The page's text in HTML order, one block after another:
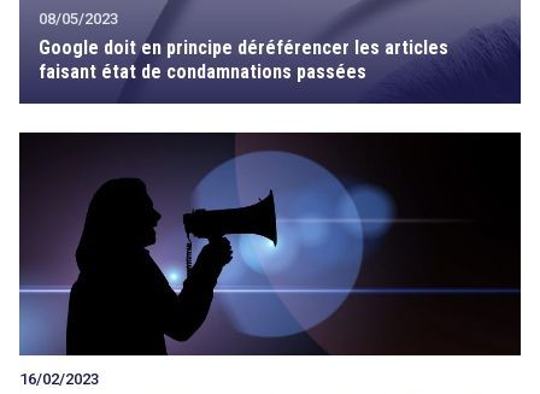
08/05/2023
Google doit en principe déréférencer les articles
faisant état de condamnations passées
16/02/2023